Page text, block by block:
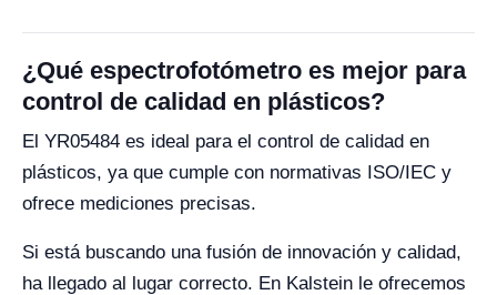
¿Qué espectrofotómetro es mejor para
control de calidad en plásticos?
El YR05484 es ideal para el control de calidad en
plásticos, ya que cumple con normativas ISO/IEC y
ofrece mediciones precisas.
Si está buscando una fusión de innovación y calidad,
ha llegado al lugar correcto. En Kalstein le ofrecemos